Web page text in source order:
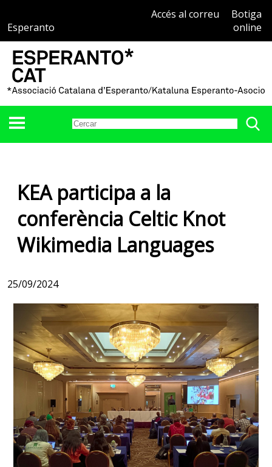
Esperanto
Accés al correu
Botiga
online
KEA participa a la
conferència Celtic Knot
Wikimedia Languages
25/09/2024